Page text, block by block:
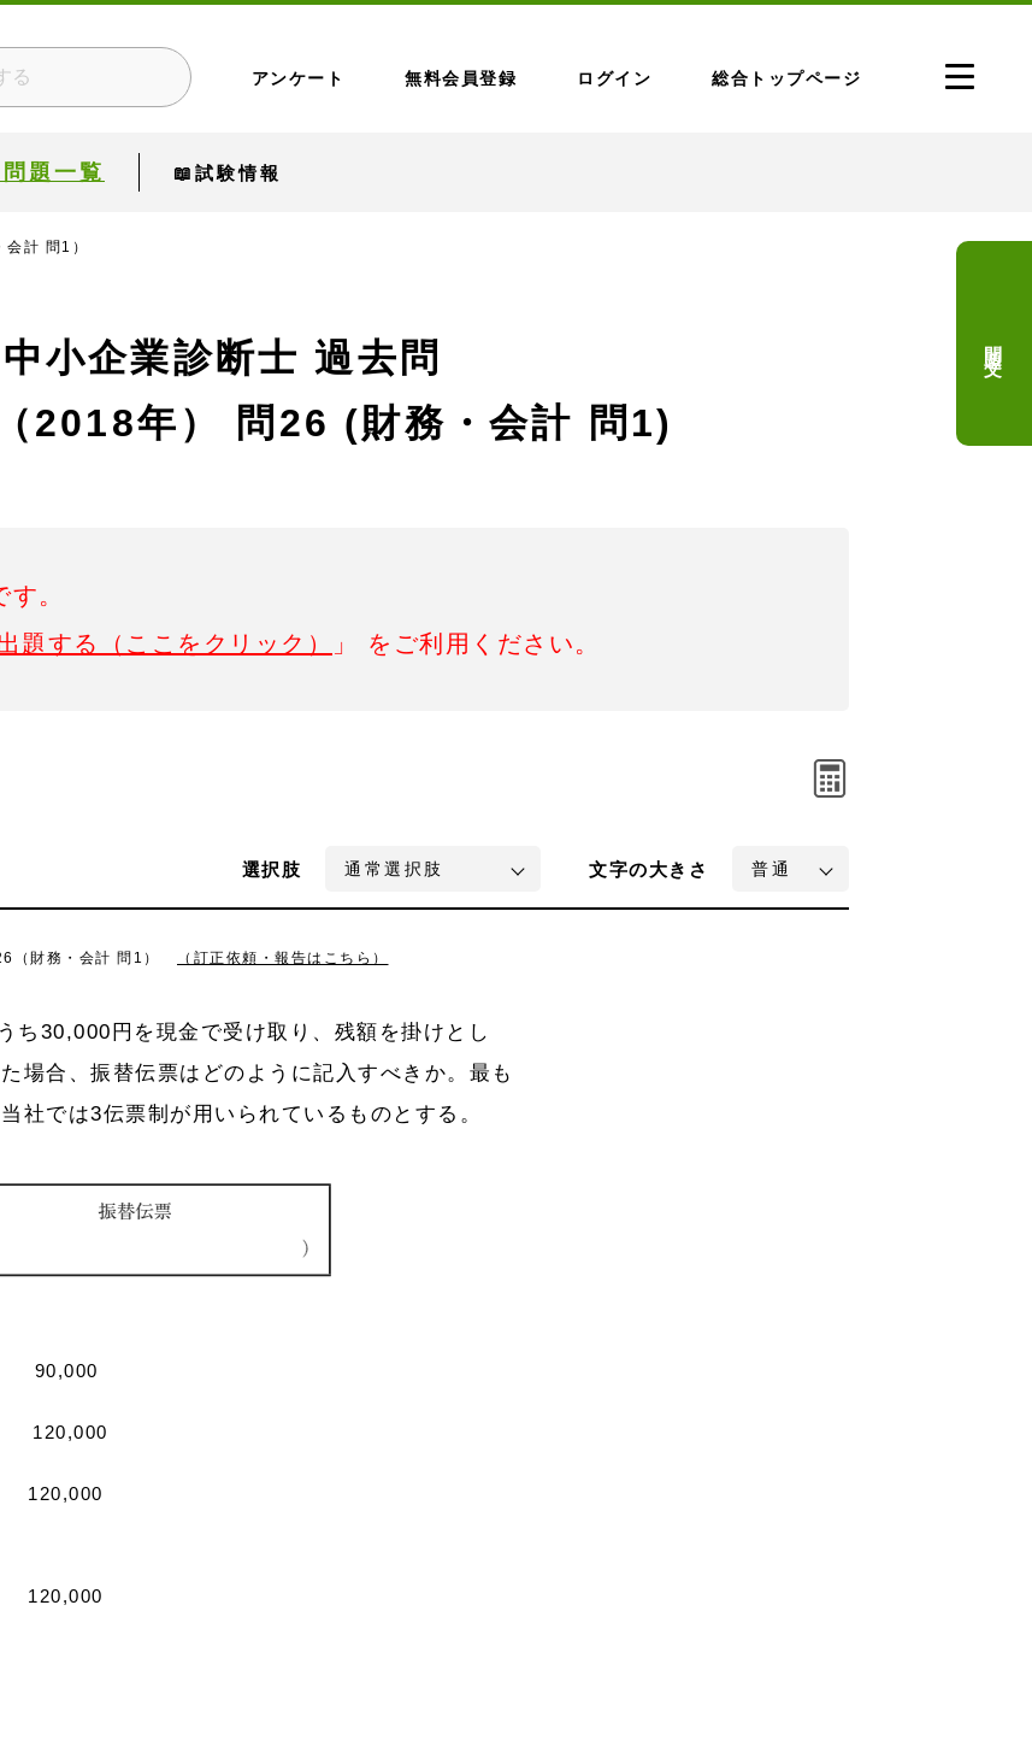
アンケート 無料会員登録 ログイン 総合トップページ
問題一覧 📖試験情報
計 問1）
中小企業診断士 過去問
2018年）
問26 (財務・会計 問1)
。
題する（ここをクリック） 」 をご利用ください。
選択肢 文字の大きさ
（財務・会計 問1） （訂正依頼・報告はこちら）
ち30,000円を現金で受け取り、残額を掛けとし
場合、振替伝票はどのように記入すべきか。最も
社では3伝票制が用いられているものとする。